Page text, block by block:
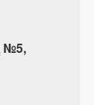
№5,